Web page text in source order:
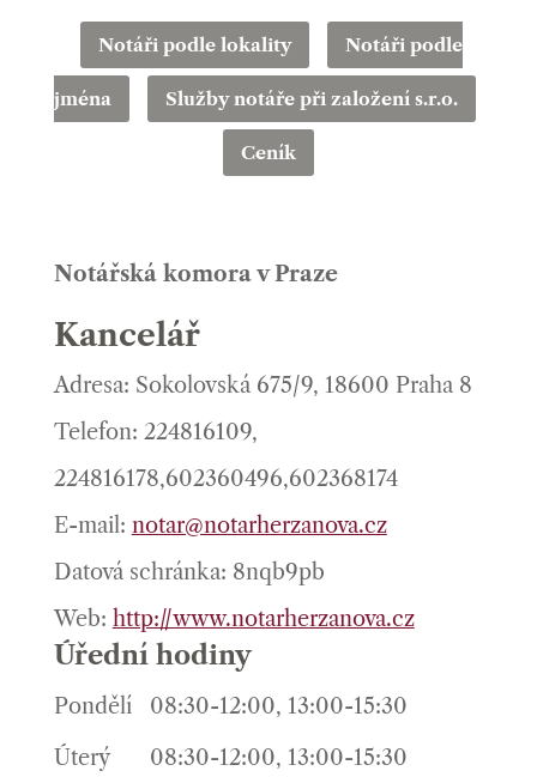
Notáři podle lokality Notáři podle
jména Služby notáře při založení s.r.o.
Ceník
Notářská komora v Praze
Kancelář
Adresa: Sokolovská 675/9, 18600 Praha 8
Telefon: 224816109,
224816178,602360496,602368174
E-mail: notar@notarherzanova.cz
Datová schránka: 8nqb9pb
Web: http://www.notarherzanova.cz
Úřední hodiny
Pondělí
08:30-12:00, 13:00-15:30
Úterý
08:30-12:00, 13:00-15:30